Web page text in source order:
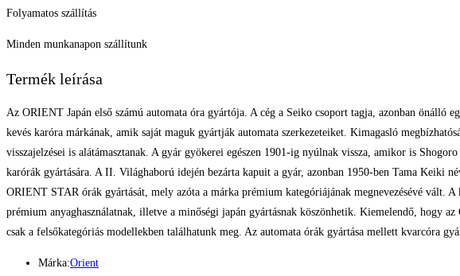
Folyamatos szállítás
Minden munkanapon szállítunk
Termék leírása
Az ORIENT Japán első számú automata óra gyártója. A cég a Seiko csoport tagja, azonban
kevés karóra márkának, amik saját maguk gyártják automata szerkezeteiket. Kimagasló
visszajelzései is alátámasztanak. A gyár gyökerei egészen 1901-ig nyúlnak vissza, amikor is
karórák gyártására. A II. Világhaború idején bezárta kapuit a gyár, azonban 1950-ben Tama Keiki
ORIENT STAR órák gyártását, mely azóta a márka prémium kategóriájának megnevezésévé vált.
prémium anyaghasználatnak, illetve a minőségi japán gyártásnak köszönhetik. Kiemelendő, hogy
csak a felsőkategóriás modellekben találhatunk meg. Az automata órák gyártása mellett kvarcóra
Márka:Orient